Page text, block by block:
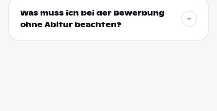
Was muss ich bei der Bewerbung
ohne Abitur beachten?